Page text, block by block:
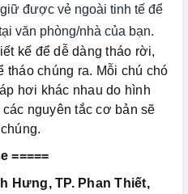
được vẻ ngoài tinh tế để
văn phòng/nhà của bạn.
kế để dễ dàng tháo rời,
tháo chúng ra. Mỗi chú chó
hơi khác nhau do hình
nguyên tắc cơ bản sẽ
=====
Hưng, TP. Phan Thiết,